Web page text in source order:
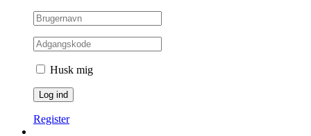
Husk mig
Register